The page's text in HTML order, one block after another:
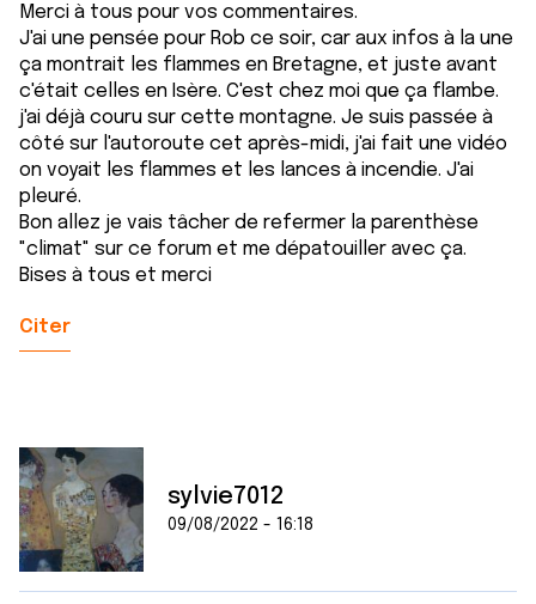
Merci à tous pour vos commentaires.
J'ai une pensée pour Rob ce soir, car aux infos à la une
ça montrait les flammes en Bretagne, et juste avant
c'était celles en Isère. C'est chez moi que ça flambe.
j'ai déjà couru sur cette montagne. Je suis passée à
côté sur l'autoroute cet après-midi, j'ai fait une vidéo
on voyait les flammes et les lances à incendie. J'ai
pleuré.
Bon allez je vais tâcher de refermer la parenthèse
"climat" sur ce forum et me dépatouiller avec ça.
Bises à tous et merci
Citer
sylvie7012
09/08/2022 - 16:18